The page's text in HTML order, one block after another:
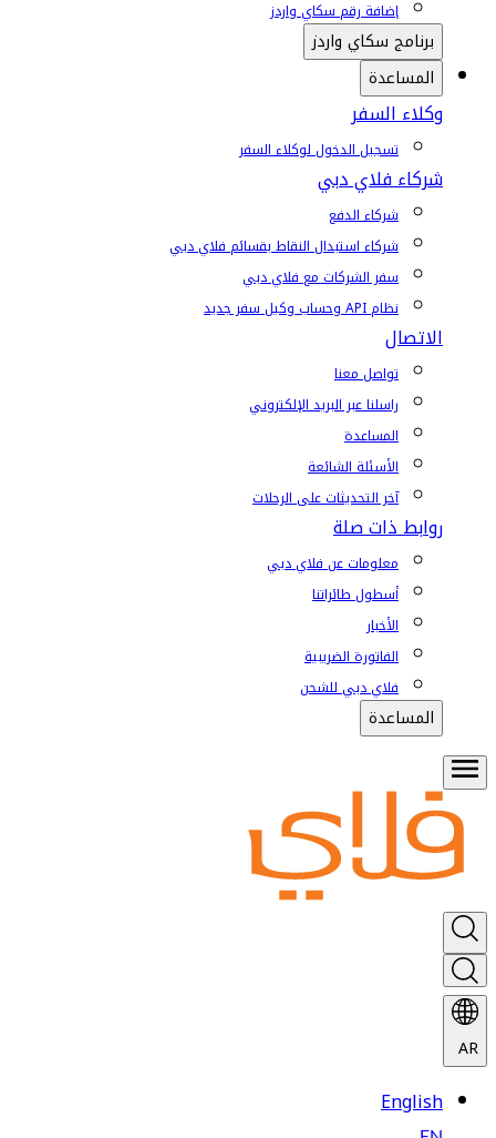
إضافة رقم سكاي واردز
برنامج سكاي واردز
المساعدة
وكلاء السفر
تسجيل الدخول لوكلاء السفر
شركاء فلاي دبي
شركاء الدفع
شركاء استبدال النقاط بقسائم فلاي دبي
سفر الشركات مع فلاي دبي
نظام API وحساب وكيل سفر جديد
الاتصال
تواصل معنا
راسلنا عبر البريد الإلكتروني
المساعدة
الأسئلة الشائعة
آخر التحديثات على الرحلات
روابط ذات صلة
معلومات عن فلاي دبي
أسطول طائراتنا
الأخبار
الفاتورة الضريبية
فلاي دبي للشحن
المساعدة
AR
English